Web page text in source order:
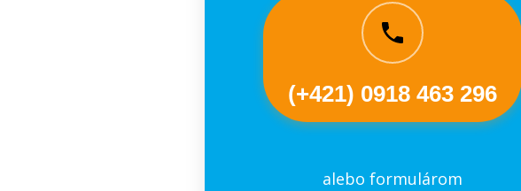
(+421) 0918 463 296
alebo formulárom